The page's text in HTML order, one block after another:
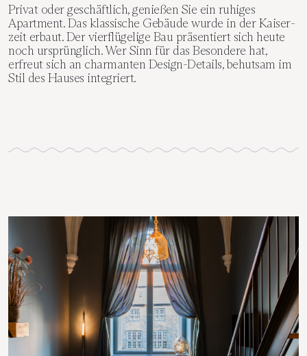
Privat oder geschäftlich, genießen Sie ein ruhiges
Apartment. Das klassische Gebäude wurde in der Kaiser­
zeit erbaut. Der vier­flügelige Bau präsentiert sich heute
noch ursprüng­lich. Wer Sinn für das Besondere hat,
erfreut sich an charmanten Design-Details, behut­sam im
Stil des Hauses integriert.